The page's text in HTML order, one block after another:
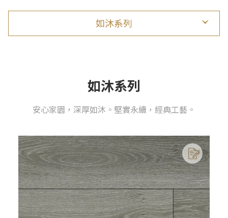
如沐系列
如沐系列
安心家園，深厚如沐。堅實永續，經典工藝。